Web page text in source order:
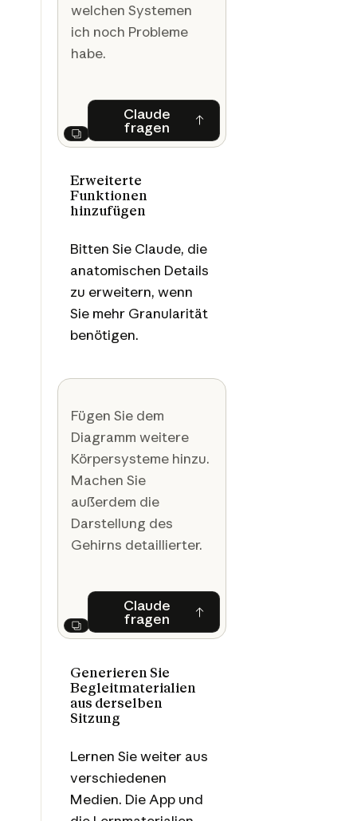
welchen Systemen
ich noch Probleme
habe.
Next
Claude
fragenClaude fragen
Erweiterte
Funktionen
hinzufügen
Bitten Sie Claude, die
anatomischen Details
zu erweitern, wenn
Sie mehr Granularität
benötigen.
Fügen Sie dem
Diagramm weitere
Körpersysteme hinzu.
Machen Sie
außerdem die
Darstellung des
Gehirns detaillierter.
Next
Claude
fragenClaude fragen
Generieren Sie
Begleitmaterialien
aus derselben
Sitzung
Lernen Sie weiter aus
verschiedenen
Medien. Die App und